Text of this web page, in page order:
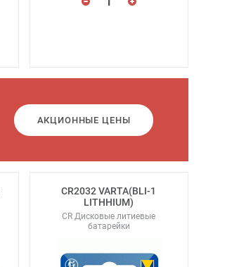
АКЦИОННЫЕ ЦЕНЫ
CR2032 VARTA(BLI-1
LITHHIUM)
CR Дисковые литиевые
батарейки